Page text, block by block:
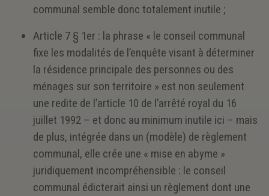
communal semble donc totalement inutile ;
Article 7 § 1er : la phrase « le conseil communal
fixe les modalités de l’enquête visant à déterminer
la résidence principale des personnes ou des
ménages sur son territoire » est non seulement
une redite de l’article 10 de l’arrêté royal du 16
juillet 1992 – et donc au minimum inutile ici – mais
de plus, intégrée dans un (modèle) de règlement
communal, elle crée une « mise en abyme »
juridiquement incompréhensible : le conseil
communal édicterait ainsi un règlement dont une